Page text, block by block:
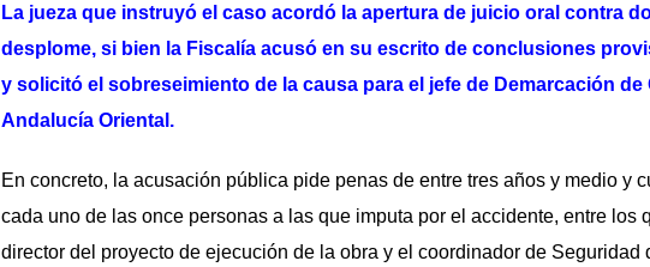
La jueza que instruyó el caso acordó la apertura de juicio oral contra
desplome, si bien la Fiscalía acusó en su escrito de conclusiones
y solicitó el sobreseimiento de la causa para el jefe de Demarcación de
Andalucía Oriental.
En concreto, la acusación pública pide penas de entre tres años y medio y
cada uno de las once personas a las que imputa por el accidente, entre los
director del proyecto de ejecución de la obra y el coordinador de Seguridad